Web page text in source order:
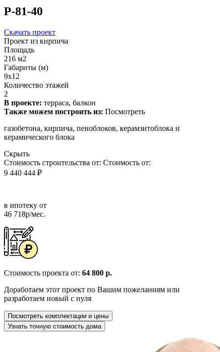
Р-81-40
Скачать проект
Проект из кирпича
Площадь
216 м2
Габариты (м)
9x12
Количество этажей
2
В проекте: терраса, балкон
Также можем построить из: Посмотреть
газобетона, кирпича, пеноблоков, керамзитоблока и
керамического блока
Скрыть
Стоимость строительства от: Стоимость от:
9 440 444 ₽
в ипотеку от
46 718р/мес.
Стоимость проекта от: 64 800 р.
Доработаем этот проект по Вашим пожеланиям или
разработаем новый с нуля
Посмотреть комплектации и цены
Узнать точную стоимость дома